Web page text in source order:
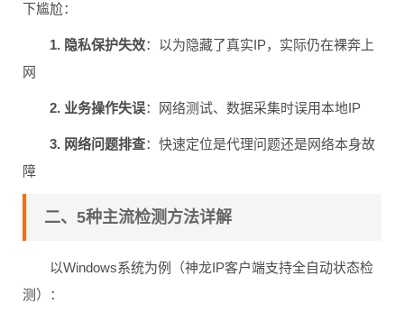
下尴尬：
1. 隐私保护失效：以为隐藏了真实IP，实际仍在裸奔上
网
2. 业务操作失误：网络测试、数据采集时误用本地IP
3. 网络问题排查：快速定位是代理问题还是网络本身故
障
二、5种主流检测方法详解
以Windows系统为例（神龙IP客户端支持全自动状态检
测）：